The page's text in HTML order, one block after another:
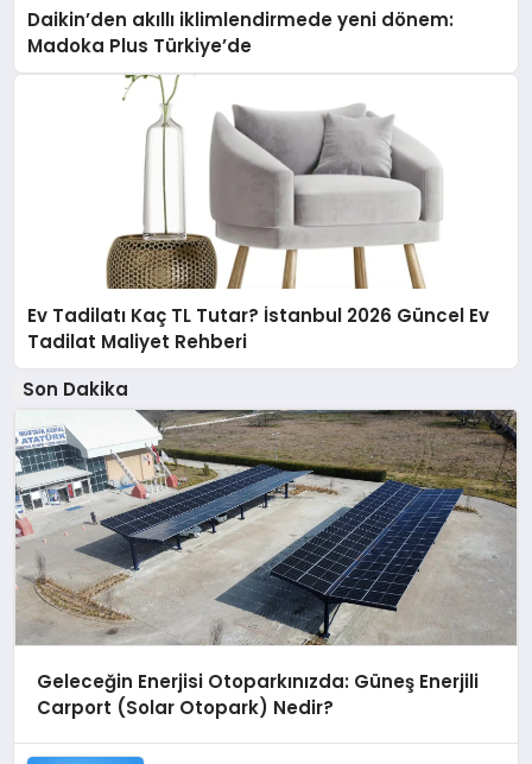
Daikin’den akıllı iklimlendirmede yeni dönem:
Madoka Plus Türkiye’de
Ev Tadilatı Kaç TL Tutar? İstanbul 2026 Güncel Ev
Tadilat Maliyet Rehberi
Son Dakika
Geleceğin Enerjisi Otoparkınızda: Güneş Enerjili
Carport (Solar Otopark) Nedir?